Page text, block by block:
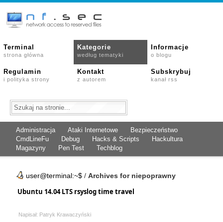
Terminal
strona główna
Kategorie
według tematyki
Informacje
o blogu
Regulamin
i polityka strony
Kontakt
z autorem
Subskrybuj
kanał rss
Administracja Ataki Internetowe
Bezpieczeństwo
CmdLineFu
Debug Hacks & Scripts
Hackultura
Magazyny
Pen Test Techblog
user@terminal:~$ / Archives for niepoprawny
Ubuntu 14.04 LTS rsyslog time travel
Napisał: Patryk Krawaczyński